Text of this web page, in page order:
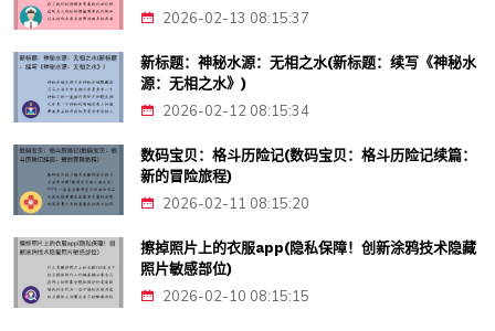
2026-02-13 08:15:37
新标题：神秘水源：无相之水(新标题：续写《神秘水
源：无相之水》)
2026-02-12 08:15:34
数码宝贝：格斗历险记(数码宝贝：格斗历险记续篇：
新的冒险旅程)
2026-02-11 08:15:20
擦掉照片上的衣服app(隐私保障！创新涂鸦技术隐藏
照片敏感部位)
2026-02-10 08:15:15